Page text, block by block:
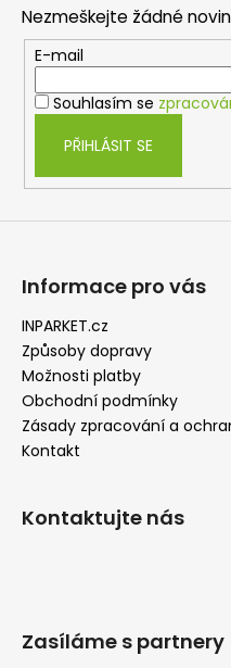
Nezmeškejte žádné
E-mail
Souhlasím se
PŘIHLÁSIT SE
Informace pro vás
INPARKET.cz
Způsoby dopravy
Možnosti platby
Obchodní podmínky
Zásady zpracování a
Kontakt
Kontaktujte nás
Zasíláme s partnery